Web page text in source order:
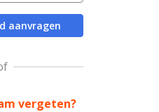
aanvragen
vergeten?